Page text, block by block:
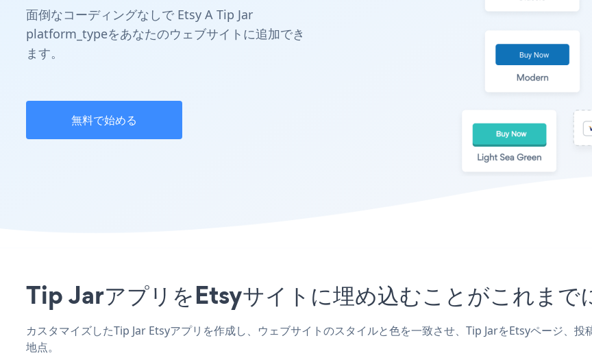
面倒なコーディングなしで Etsy A Tip Jar
platform_typeをあなたのウェブサイトに追加でき
ます。
無料で始める
Tip JarアプリをEtsyサイトに埋め込むことがこれまで
カスタマイズしたTip Jar Etsyアプリを作成し、ウェブサイトのスタイルと色を一致させ、Tip JarをEtsyページ、
地点。